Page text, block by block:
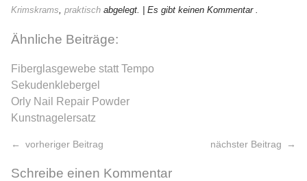
Krimskrams, praktisch abgelegt. | Es gibt keinen Kommentar .
Ähnliche Beiträge:
Fiberglasgewebe statt Tempo
Sekudenklebergel
Orly Nail Repair Powder
Kunstnagelersatz
vorheriger Beitrag nächster Beitrag
Schreibe einen Kommentar